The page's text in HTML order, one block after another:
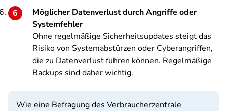
Möglicher Datenverlust durch Angriffe oder
Systemfehler
Ohne regelmäßige Sicherheitsupdates steigt das
Risiko von Systemabstürzen oder Cyberangriffen,
die zu Datenverlust führen können. Regelmäßige
Backups sind daher wichtig.
Wie eine Befragung des Verbraucherzentrale